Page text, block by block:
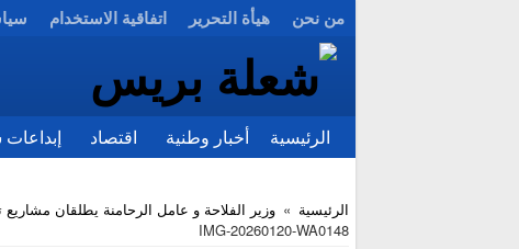
من نحن هيأة التحرير اتفاقية الاستخدام
الرئيسية أخبار وطنية اقتصاد إبداعات
الرئيسية » وزير الفلاحة و عامل الرحامنة يطلقان مشاريع
IMG-20260120-WA0148